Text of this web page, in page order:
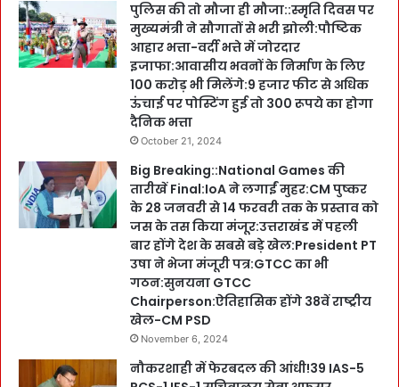
पुलिस की तो मौजा ही मौजा::स्मृति दिवस पर
मुख्यमंत्री ने सौगातों से भरी झोली:पौष्टिक
आहार भत्ता-वर्दी भत्ते में जोरदार
इजाफा:आवासीय भवनों के निर्माण के लिए
100 करोड़ भी मिलेंगे:9 हजार फीट से अधिक
ऊंचाई पर पोस्टिंग हुई तो 300 रूपये का होगा
दैनिक भत्ता
October 21, 2024
Big Breaking::National Games की
तारीखें Final:IoA ने लगाईं मुहर:CM पुष्कर
के 28 जनवरी से 14 फरवरी तक के प्रस्ताव को
जस के तस किया मंजूर:उत्तराखंड में पहली
बार होंगे देश के सबसे बड़े खेल:President PT
उषा ने भेजा मंजूरी पत्र:GTCC का भी
गठन:सुनयना GTCC
Chairperson:ऐतिहासिक होंगे 38वें राष्ट्रीय
खेल-CM PSD
November 6, 2024
नौकरशाही में फेरबदल की आंधी!39 IAS-5